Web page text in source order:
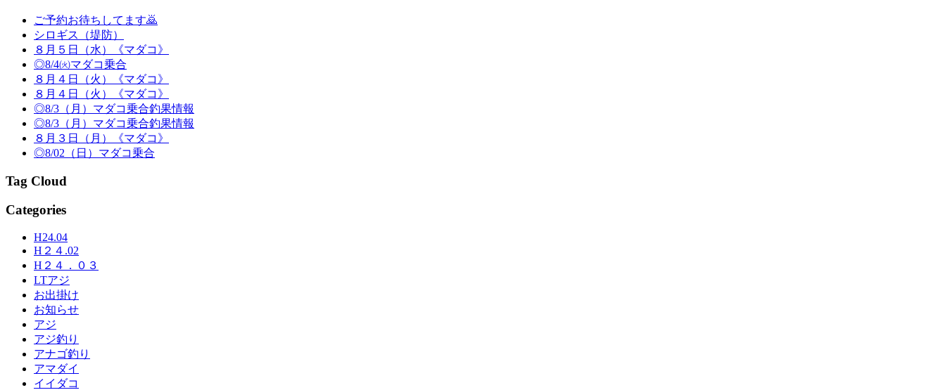
ご予約お待ちしてます🙇
シロギス（堤防）
８月５日（水）《マダコ》
◎8/4㈫マダコ乗合
８月４日（火）《マダコ》
８月４日（火）《マダコ》
◎8/3（月）マダコ乗合釣果情報
◎8/3（月）マダコ乗合釣果情報
８月３日（月）《マダコ》
◎8/02（日）マダコ乗合
Tag Cloud
Categories
H24.04
H２４.02
H２４．０３
LTアジ
お出掛け
お知らせ
アジ
アジ釣り
アナゴ釣り
アマダイ
イイダコ